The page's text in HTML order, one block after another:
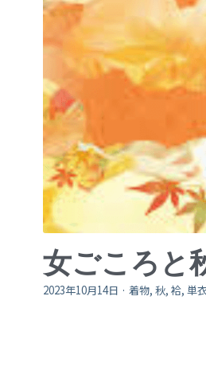
女ごころと
2023年10月14日 ·着物, 秋, 袷, 単